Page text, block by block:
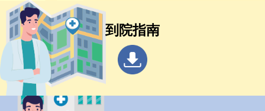
到院指南